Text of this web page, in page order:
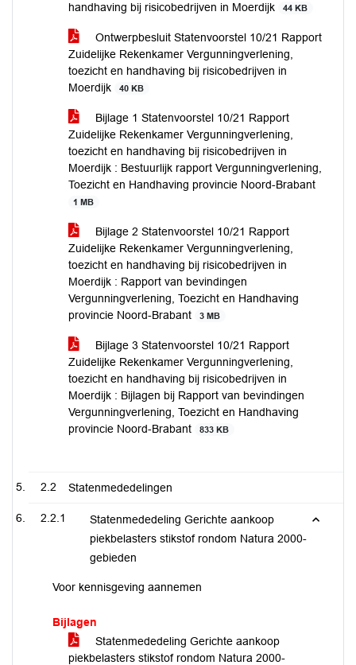
handhaving bij risicobedrijven in Moerdijk
44 KB
Ontwerpbesluit Statenvoorstel 10/21 Rapport
Zuidelijke Rekenkamer Vergunningverlening,
toezicht en handhaving bij risicobedrijven in
Moerdijk
40 KB
Bijlage 1 Statenvoorstel 10/21 Rapport
Zuidelijke Rekenkamer Vergunningverlening,
toezicht en handhaving bij risicobedrijven in
Moerdijk : Bestuurlijk rapport Vergunningverlening,
Toezicht en Handhaving provincie Noord-Brabant
1 MB
Bijlage 2 Statenvoorstel 10/21 Rapport
Zuidelijke Rekenkamer Vergunningverlening,
toezicht en handhaving bij risicobedrijven in
Moerdijk : Rapport van bevindingen
Vergunningverlening, Toezicht en Handhaving
provincie Noord-Brabant
3 MB
Bijlage 3 Statenvoorstel 10/21 Rapport
Zuidelijke Rekenkamer Vergunningverlening,
toezicht en handhaving bij risicobedrijven in
Moerdijk : Bijlagen bij Rapport van bevindingen
Vergunningverlening, Toezicht en Handhaving
provincie Noord-Brabant
833 KB
2.2 Statenmededelingen
2.2.1
Statenmededeling Gerichte aankoop
piekbelasters stikstof rondom Natura 2000-
gebieden
Voor kennisgeving aannemen
Bijlagen
Statenmededeling Gerichte aankoop
piekbelasters stikstof rondom Natura 2000-